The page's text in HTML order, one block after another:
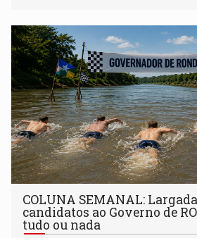
COLUNA SEMANAL:
candidatos ao Governo de
tudo ou nada